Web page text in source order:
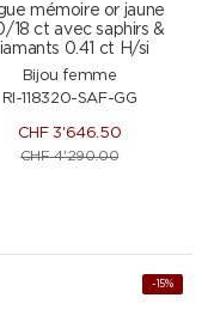
mémoire or jaune
18 ct avec saphirs &
0.41 ct H/si
Bijou femme
RI-118320-SAF-GG
CHF3'646.50
CHF4'290.00
-15%